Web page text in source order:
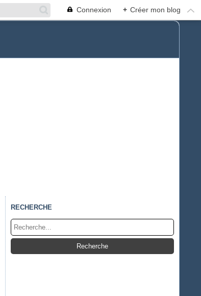
Connexion + Créer mon blog
RECHERCHE